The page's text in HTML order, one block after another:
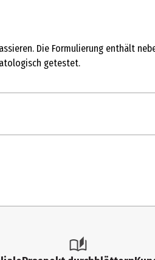
Die Formulierung enthält
getestet.